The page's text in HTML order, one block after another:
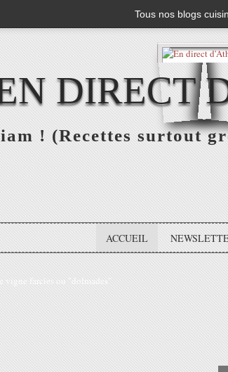
Tous nos blogs
DIRECT
! (Recettes surtout
ACCUEIL